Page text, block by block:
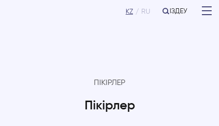
KZ RU ІЗДЕУ
ПІКІРЛЕР
Пікірлер